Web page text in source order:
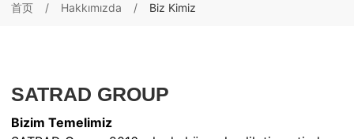
首页 Hakkımızda Biz Kimiz
SATRAD GROUP
Bizim Temelimiz